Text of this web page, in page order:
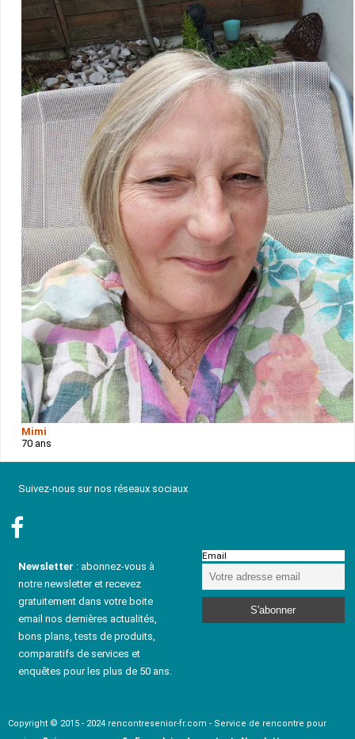
Mimi
70 ans
Suivez-nous sur nos réseaux sociaux
Newsletter : abonnez-vous à
notre newsletter et recevez
gratuitement dans votre boite
email nos dernières actualités,
bons plans, tests de produits,
comparatifs de services et
enquêtes pour les plus de 50 ans.
Email
Copyright © 2015 - 2024 rencontresenior-fr.com - Service de rencontre pour